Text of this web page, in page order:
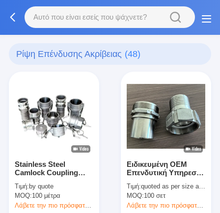
Ρίψη Επένδυσης Ακρίβειας (48)
Stainless Steel
Camlock Coupling
A/B/C/D/DC/DP/E/F
Precision Investment
Casting
Τιμή: by quote
MOQ:100 μέτρα
Λάβετε την πιο πρόσφατη τιμή
Ειδικευμένη OEM
Επενδυτική Υπηρεσία
1.4408 Συνδετήρας
Τανκ
Τιμή:quoted as per size and quantity
MOQ:100 σετ